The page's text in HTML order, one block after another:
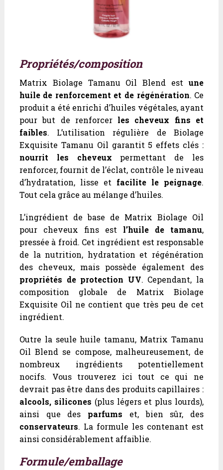
Propriétés/composition
Matrix Biolage Tamanu Oil Blend estune
huile de renforcement et de régénération. Ce
produit a été enrichi d’huiles végétales, ayant
pour but de renforcer les cheveux fins et
faibles. L’utilisation régulière de Biolage
Exquisite Tamanu Oil garantit 5 effets clés :
nourrit les cheveux permettant de les
renforcer, fournit de l’éclat, contrôle le niveau
d’hydratation, lisse et facilite le peignage.
Tout cela grâce au mélange d’huiles.
L’ingrédient de base de Matrix Biolage Oil
pour cheveux fins est l’huile de tamanu,
pressée à froid. Cet ingrédient est responsable
de la nutrition, hydratation et régénération
des cheveux, mais possède également des
propriétés de protection UV. Cependant, la
composition globale de Matrix Biolage
Exquisite Oil ne contient que très peu de cet
ingrédient.
Outre la seule huile tamanu, Matrix Tamanu
Oil Blend se compose, malheureusement, de
nombreux ingrédients potentiellement
nocifs. Vous trouverez ici tout ce qui ne
devrait pas être dans des produits capillaires :
alcools, silicones (plus légers et plus lourds),
ainsi que des parfums et, bien sûr, des
conservateurs. La formule les contenant est
ainsi considérablement affaiblie.
Formule/emballage